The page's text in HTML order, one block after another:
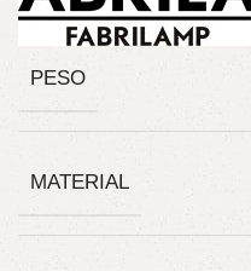
PESO
MATERIAL